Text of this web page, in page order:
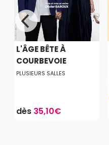
L'ÂGE BÊTE À
COURBEVOIE
PLUSIEURS SALLES
dès 35,10€